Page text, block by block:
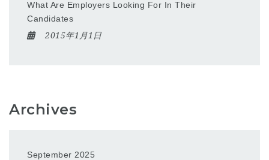
What Are Employers Looking For In Their
Candidates
2015年1月1日
Archives
September 2025